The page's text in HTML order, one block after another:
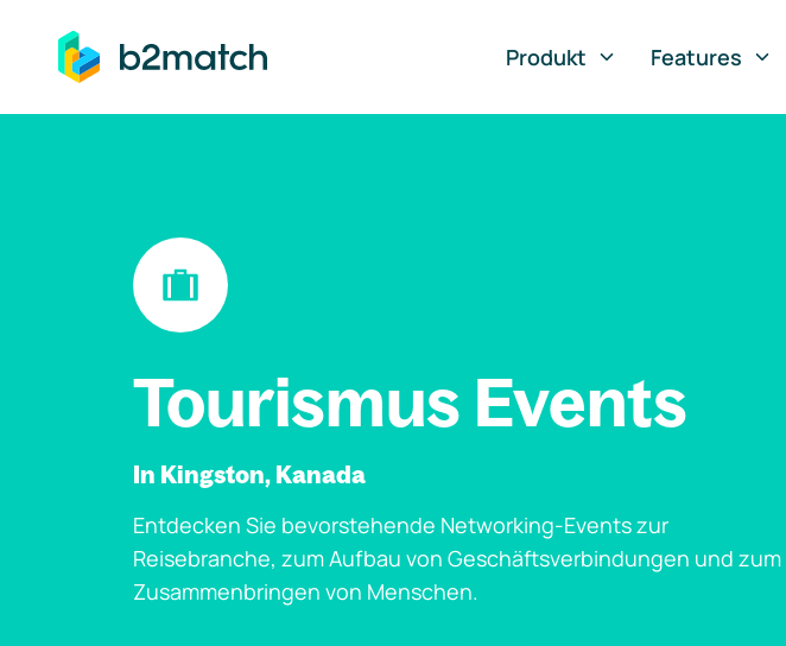
springen
Produkt
Features
Tourismus Events
In Kingston, Kanada
Entdecken Sie bevorstehende Networking-Events zur
Reisebranche, zum Aufbau von Geschäftsverbindungen und zum
Zusammenbringen von Menschen.